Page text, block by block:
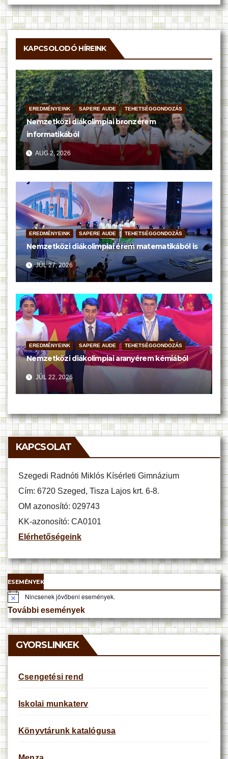
KAPCSOLODÓ HÍREINK
EREDMÉNYEINK SAPERE AUDE TEHETSÉGGONDOZÁS
Nemzetközi diákolimpiai bronzérem
informatikából
AUG 2, 2026
EREDMÉNYEINK SAPERE AUDE TEHETSÉGGONDOZÁS
Nemzetközi diákolimpiai érem matematikából is
JÚL 27, 2026
EREDMÉNYEINK SAPERE AUDE TEHETSÉGGONDOZÁS
Nemzetközi diákolimpiai aranyérem kémiából
JÚL 22, 2026
KAPCSOLAT
Szegedi Radnóti Miklós Kísérleti Gimnázium
Cím: 6720 Szeged, Tisza Lajos krt. 6-8.
OM azonosító: 029743
KK-azonosító: CA0101
Elérhetőségeink
ESEMÉNYEK
N
o
t
i
c
e
Nincsenek jövőbeni események.
További események
GYORSLINKEK
Csengetési rend
Iskolai munkaterv
Könyvtárunk katalógusa